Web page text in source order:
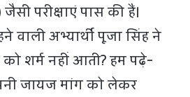
जैसी परीक्षाएं पास की हैं।
वाली अभ्यार्थी पूजा सिंह ने
शर्म नहीं आती? हम पढ़े-
जायज मांग को लेकर